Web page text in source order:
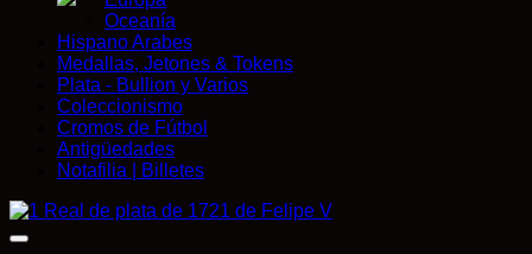
Oceanía
Hispano Arabes
Medallas, Jetones & Tokens
Plata - Bullion y Varios
Coleccionismo
Cromos de Fútbol
Antigüedades
Notafilia | Billetes